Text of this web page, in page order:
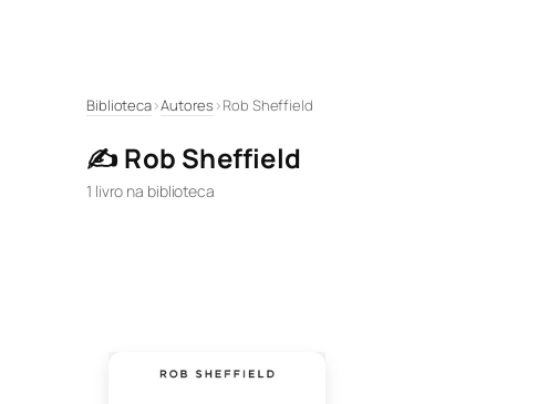
conteúdo
Biblioteca›Autores›Rob Sheffield
✍️ Rob Sheffield
1 livro na biblioteca